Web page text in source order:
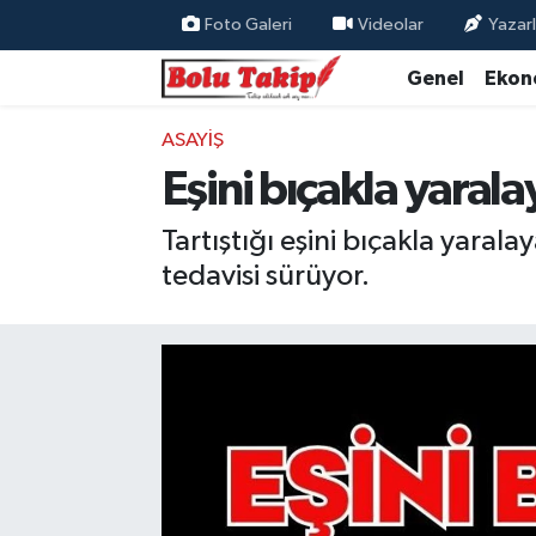
Foto Galeri Videolar
Genel
ASAYIŞ
Eşini bıçakla
Tartıştığı eşini bıçakla
tedavisi sürüyor.